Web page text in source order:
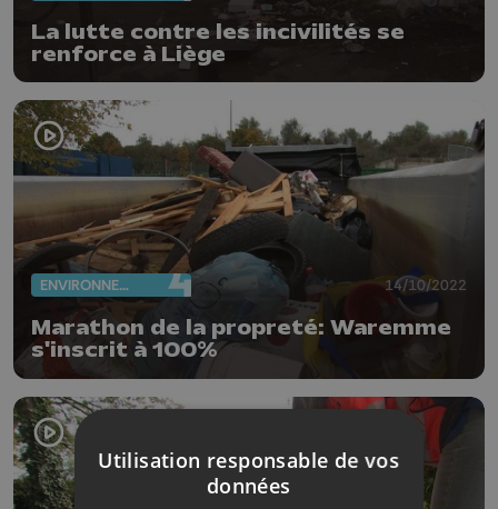
La lutte contre les incivilités se
renforce à Liège
ENVIRONNEMENT 14/10/2022
Marathon de la propreté: Waremme
s'inscrit à 100%
Utilisation responsable de vos
données